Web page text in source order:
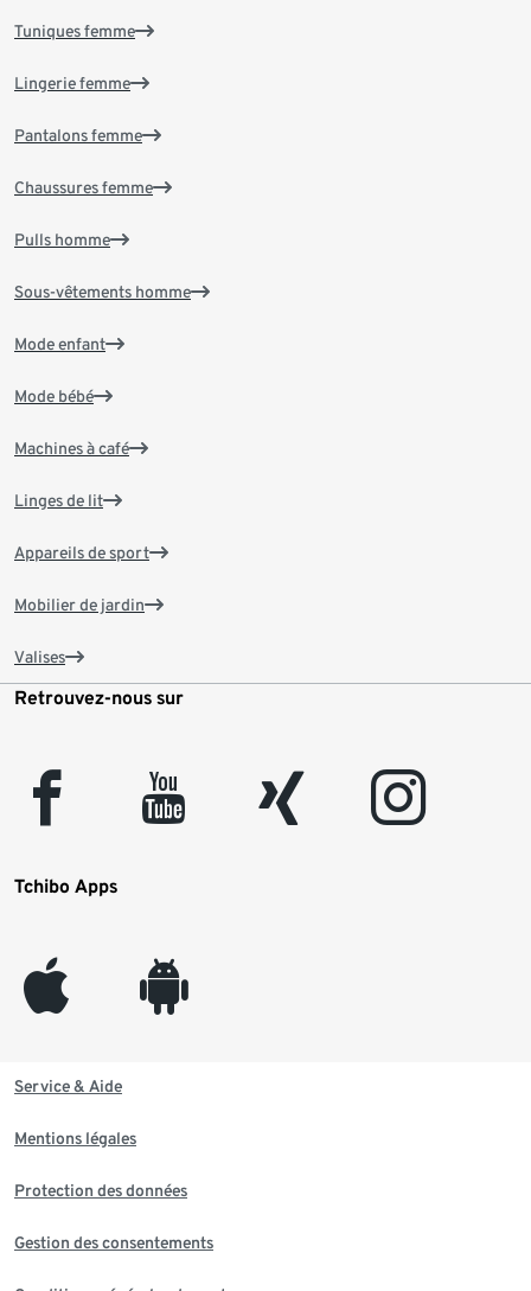
Tuniques femme
Lingerie femme
Pantalons femme
Chaussures femme
Pulls homme
Sous-vêtements homme
Mode enfant
Mode bébé
Machines à café
Linges de lit
Appareils de sport
Mobilier de jardin
Valises
Retrouvez-nous sur
facebook youtube xing instagram
Tchibo Apps
appleinc android
Service & Aide
Mentions légales
Protection des données
Gestion des consentements